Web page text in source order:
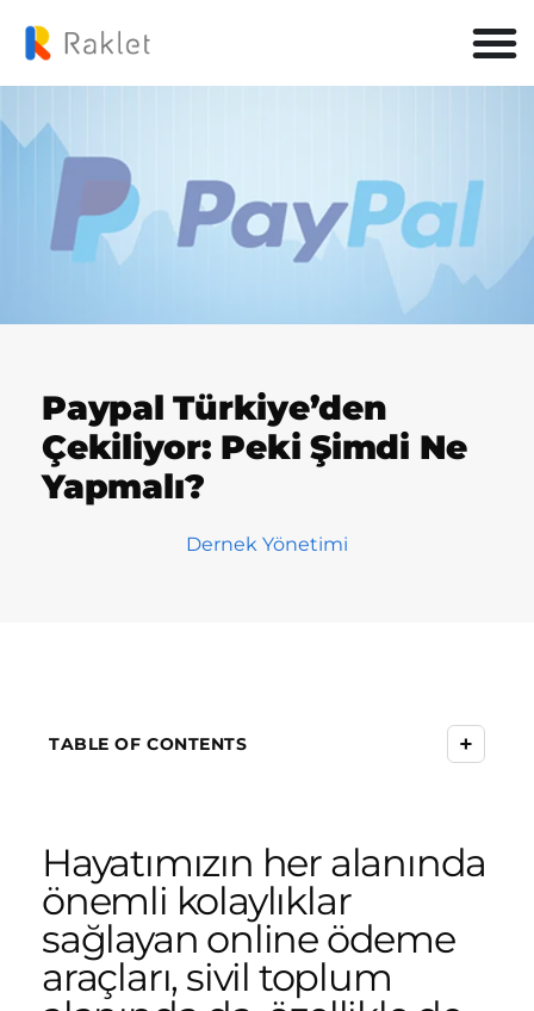
Paypal Türkiye’den
Çekiliyor: Peki Şimdi Ne
Yapmalı?
Dernek Yönetimi
TABLE OF CONTENTS +
Hayatımızın her alanında
önemli kolaylıklar
sağlayan online ödeme
araçları, sivil toplum